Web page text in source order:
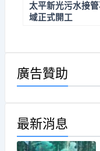
太平新光污水接
域正式開工
廣告贊助
最新消息